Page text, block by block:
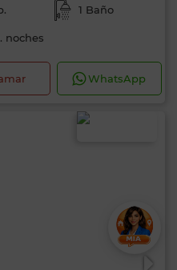
1 Baño
noches
WhatsApp